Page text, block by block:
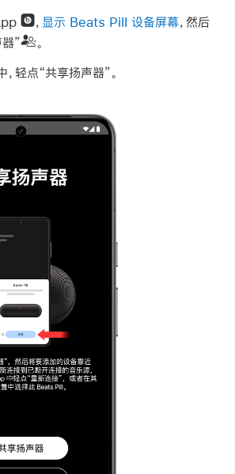
， 显示 Beats Pill 设备屏幕，然后
”
。
轻点“共享扬声器”。